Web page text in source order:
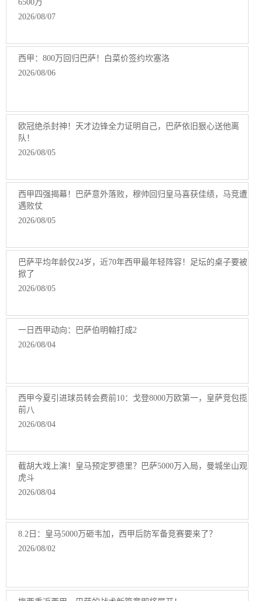
6500万
2026/08/07
西甲：800万回归巴萨！白菜价签约坎塞洛
2026/08/06
欧冠绝杀封神！天才边锋全力证明自己，巴萨依旧狠心送他离
队！
2026/08/05
西甲四强揭幕！巴萨意外落败，穆帅回归皇马喜获佳绩，马竞遭
遇败仗
2026/08/05
巴萨平均年龄仅24岁，近70年西甲最年轻阵容！足坛的桌子要被
掀了
2026/08/05
一日西甲动向：巴萨伯明翰打成2
2026/08/04
西甲今夏引进球员转会费前10：戈登8000万欧第一，皇萨竞包揽
前八
2026/08/04
截胡大戏上演！皇马预定罗德里？巴萨5000万入局，曼城坐山观
虎斗
2026/08/04
8.2日：皇马5000万砸韦加，西甲后防军备竞赛要来了？
2026/08/02